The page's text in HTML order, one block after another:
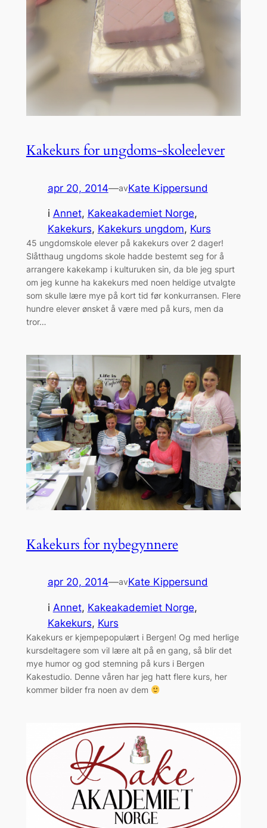
Kakekurs for ungdoms-skoleelever
apr 20, 2014—avKate Kippersund
i Annet, Kakeakademiet Norge
Kakekurs, Kakekurs ungdom, Kurs
45 ungdomskole elever på kakekurs over 2 dager!
Slåtthaug ungdoms skole hadde bestemt seg for å
arrangere kakekamp i kulturuken sin, da ble jeg spurt
om jeg kunne ha kakekurs med noen heldige utvalgte
som skulle lære mye på kort tid før konkurransen. Flere
hundre elever ønsket å være med på kurs, men da
tror…
Kakekurs for nybegynnere
apr 20, 2014—avKate Kippersund
i Annet, Kakeakademiet Norge
Kakekurs, Kurs
Kakekurs er kjempepopulært i Bergen! Og med herlige
kursdeltagere som vil lære alt på en gang, så blir det
mye humor og god stemning på kurs i Bergen
Kakestudio. Denne våren har jeg hatt flere kurs, her
kommer bilder fra noen av dem